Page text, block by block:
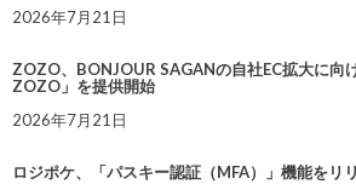
2026年7月21日
ZOZO、BONJOUR SAGANの自社EC拡大に
ZOZO」を提供開始
2026年7月21日
ロジポケ、「パスキー認証（MFA）」機能をリ